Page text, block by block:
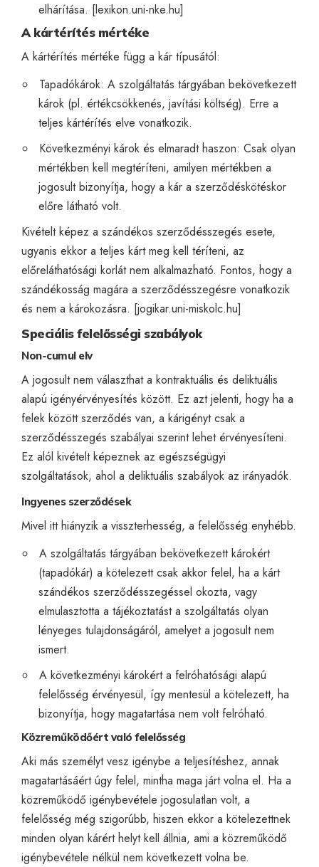
elhárítása. [lexikon.uni-nke.hu]
A kártérítés mértéke
A kártérítés mértéke függ a kár típusától:
Tapadókárok: A szolgáltatás tárgyában bekövetkezett
károk (pl. értékcsökkenés, javítási költség). Erre a
teljes kártérítés elve vonatkozik.
Következményi károk és elmaradt haszon: Csak olyan
mértékben kell megtéríteni, amilyen mértékben a
jogosult bizonyítja, hogy a kár a szerződéskötéskor
előre látható volt.
Kivételt képez a szándékos szerződésszegés esete,
ugyanis ekkor a teljes kárt meg kell téríteni, az
előreláthatósági korlát nem alkalmazható. Fontos, hogy a
szándékosság magára a szerződésszegésre vonatkozik
és nem a károkozásra. [jogikar.uni-miskolc.hu]
Speciális felelősségi szabályok
Non-cumul elv
A jogosult nem választhat a kontraktuális és deliktuális
alapú igényérvényesítés között. Ez azt jelenti, hogy ha a
felek között szerződés van, a kárigényt csak a
szerződésszegés szabályai szerint lehet érvényesíteni.
Ez alól kivételt képeznek az egészségügyi
szolgáltatások, ahol a deliktuális szabályok az irányadók.
Ingyenes szerződések
Mivel itt hiányzik a visszterhesség, a felelősség enyhébb.
A szolgáltatás tárgyában bekövetkezett károkért
(tapadókár) a kötelezett csak akkor felel, ha a kárt
szándékos szerződésszegéssel okozta, vagy
elmulasztotta a tájékoztatást a szolgáltatás olyan
lényeges tulajdonságáról, amelyet a jogosult nem
ismert.
A következményi károkért a felróhatósági alapú
felelősség érvényesül, így mentesül a kötelezett, ha
bizonyítja, hogy magatartása nem volt felróható.
Közreműködőért való felelősség
Aki más személyt vesz igénybe a teljesítéshez, annak
magatartásáért úgy felel, mintha maga járt volna el. Ha a
közreműködő igénybevétele jogosulatlan volt, a
felelősség még szigorúbb, hiszen ekkor a kötelezettnek
minden olyan kárért helyt kell állnia, ami a közreműködő
igénybevétele nélkül nem következett volna be.